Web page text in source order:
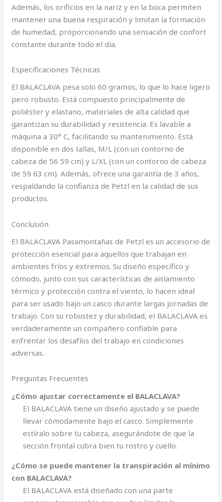
Además, los orificios en la nariz y en la boca permiten
mantener una buena respiración y limitan la formación
de humedad, proporcionando una sensación de confort
constante durante todo el día.
Especificaciones Técnicas
El BALACLAVA pesa solo 60 gramos, lo que lo hace ligero
pero robusto. Está compuesto principalmente de
poliéster y elastano, materiales de alta calidad que
garantizan su durabilidad y resistencia. Es lavable a
máquina a 30° C, facilitando su mantenimiento. Está
disponible en dos tallas, M/L (con un contorno de
cabeza de 56 59 cm) y L/XL (con un contorno de cabeza
de 59 63 cm). Además, ofrece una garantía de 3 años,
respaldando la confianza de Petzl en la calidad de sus
productos.
Conclusión
El BALACLAVA Pasamontañas de Petzl es un accesorio de
protección esencial para aquellos que trabajan en
ambientes fríos y extremos. Su diseño específico y
cómodo, junto con sus características de aislamiento
térmico y protección contra el viento, lo hacen ideal
para ser usado bajo un casco durante largas jornadas de
trabajo. Con su robustez y durabilidad, el BALACLAVA es
verdaderamente un compañero confiable para
enfrentar los desafíos del trabajo en condiciones
adversas.
Preguntas Frecuentes
¿Cómo ajustar correctamente el BALACLAVA?
El BALACLAVA tiene un diseño ajustado y se puede
llevar cómodamente bajo el casco. Simplemente
estíralo sobre tu cabeza, asegurándote de que la
sección frontal cubra bien tu rostro y cuello.
¿Cómo se puede mantener la transpiración al mínimo
con BALACLAVA?
El BALACLAVA está diseñado con una parte